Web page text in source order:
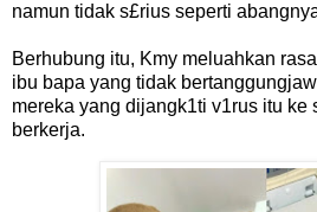
namun tidak s£rius seperti
Berhubung itu, Kmy meluahkan
ibu bapa yang tidak
mereka yang dijangk1ti v1rus itu ke
berkerja.